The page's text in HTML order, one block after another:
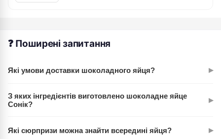
❓ Поширені запитання
Які умови доставки шоколадного яйця? ▸
Поштою або УкрПоштою. Ваше замовлення буде надійно
зазвичай 1-3 дні.
З яких інгредієнтів виготовлено шоколадне яйце
Сонік?
▸
шоколаду, що тане в роті. До складу входять какао-масло,
Які сюрпризи можна знайти всередині яйця? ▸